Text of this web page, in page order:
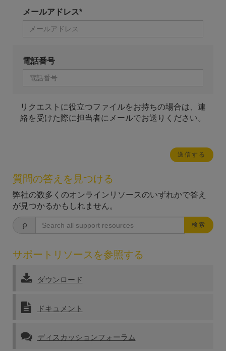
メールアドレス*
電話番号
リクエストに役立つファイルをお持ちの場合は、連
絡を受けた際に担当者にメールでお送りください。
質問の答えを見つける
弊社の数多くのオンラインリソースのいずれかで答え
が見つかるかもしれません。
検索
サポートリソースを参照する
ダウンロード
ドキュメント
ディスカッションフォーラム